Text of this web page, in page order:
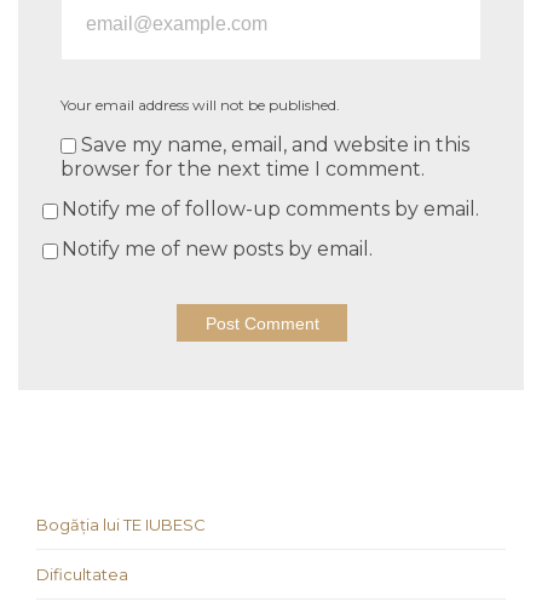
Your email address will not be published.
Save my name, email, and website in this
browser for the next time I comment.
Notify me of follow-up comments by email.
Notify me of new posts by email.
Bogăția lui TE IUBESC
Dificultatea